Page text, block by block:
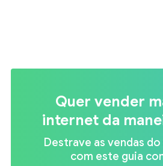
Quer vender
internet da
Destrave as vendas
com este guia